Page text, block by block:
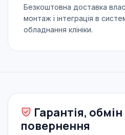
Безкоштовна доставка
монтаж і інтеграція в
обладнання клініки.
Гарантія, обмін
повернення